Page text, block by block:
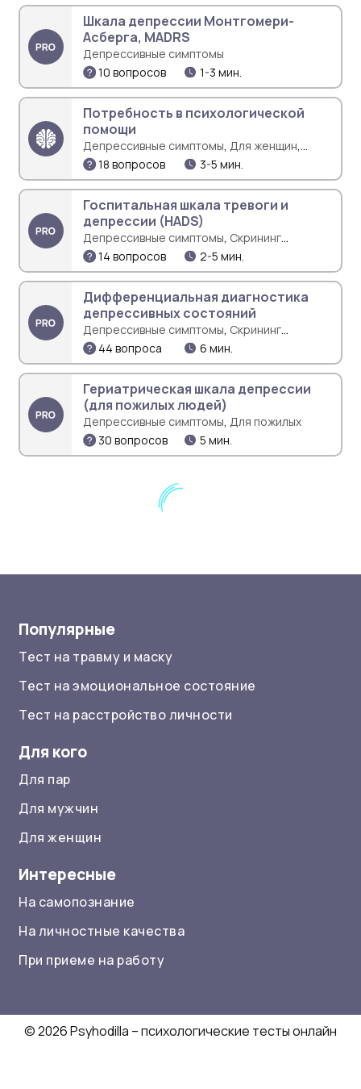
Шкала депрессии Монтгомери-
Асберга, MADRS
Депрессивные симптомы
10 вопросов
1-3 мин.
Потребность в психологической
помощи
Депрессивные симптомы, Для женщин,
Психологические проблемы
18 вопросов 3-5 мин.
Госпитальная шкала тревоги и
депрессии (HADS)
Депрессивные симптомы, Скрининг
психических расстройств
14 вопросов 2-5 мин.
Дифференциальная диагностика
депрессивных состояний
Депрессивные симптомы, Скрининг
психических расстройств
44 вопроса 6 мин.
Гериатрическая шкала депрессии
(для пожилых людей)
Депрессивные симптомы, Для пожилых
30 вопросов
5 мин.
Популярные
Тест на травму и маску
Тест на эмоциональное состояние
Тест на расстройство личности
Для кого
Для пар
Для мужчин
Для женщин
Интересные
На самопознание
На личностные качества
При приеме на работу
© 2026 Psyhodilla – психологические тесты онлайн